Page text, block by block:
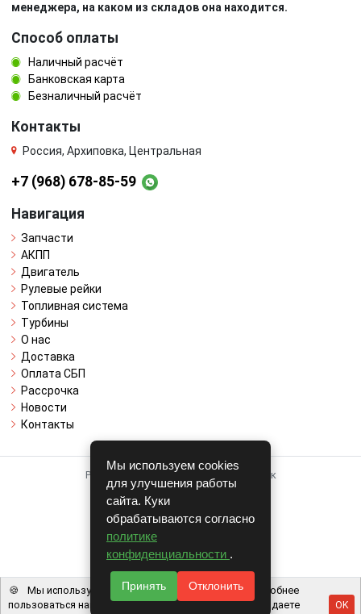
менеджера, на каком из складов она находится.
Способ оплаты
Наличный расчёт
Банковская карта
Безналичный расчёт
Контакты
Россия, Архиповка, Центральная
+7 (968) 678-85-59
Навигация
Запчасти
АКПП
Двигатель
Рулевые рейки
Топливная система
Турбины
О нас
Доставка
Оплата СБП
Рассрочка
Новости
Контакты
Работает на системе для авторазборок
CARRO.БИЗНЕС
Полная версия
© COPYRIGHT 2026 г.
v1.1.24
Мы используем cookies
для улучшения работы
сайта. Куки
обрабатываются согласно
политике
конфиденциальности .
Принять Отклонить
🍪
Мы используем файлы cookie, чтобы вам было удобнее
пользоваться нашим сайтом. Используя наш сайт, вы даете
OK